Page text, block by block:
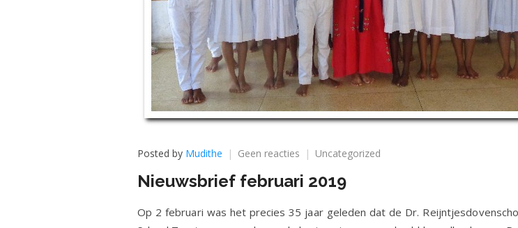
Posted by Mudithe Geen reacties op
februari
Uncategorized
Nieuwsbrief februari 2019
Op 2 februari was het precies 35 jaar geleden dat de Dr.